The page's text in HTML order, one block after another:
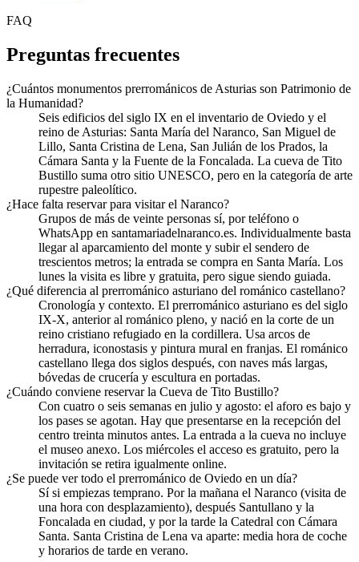
FAQ
Preguntas frecuentes
¿Cuántos monumentos prerrománicos de Asturias son Patrimonio de
la Humanidad?
Seis edificios del siglo IX en el inventario de Oviedo y el
reino de Asturias: Santa María del Naranco, San Miguel de
Lillo, Santa Cristina de Lena, San Julián de los Prados, la
Cámara Santa y la Fuente de la Foncalada. La cueva de Tito
Bustillo suma otro sitio UNESCO, pero en la categoría de arte
rupestre paleolítico.
¿Hace falta reservar para visitar el Naranco?
Grupos de más de veinte personas sí, por teléfono o
WhatsApp en santamariadelnaranco.es. Individualmente basta
llegar al aparcamiento del monte y subir el sendero de
trescientos metros; la entrada se compra en Santa María. Los
lunes la visita es libre y gratuita, pero sigue siendo guiada.
¿Qué diferencia al prerrománico asturiano del románico castellano?
Cronología y contexto. El prerrománico asturiano es del siglo
IX-X, anterior al románico pleno, y nació en la corte de un
reino cristiano refugiado en la cordillera. Usa arcos de
herradura, iconostasis y pintura mural en franjas. El románico
castellano llega dos siglos después, con naves más largas,
bóvedas de crucería y escultura en portadas.
¿Cuándo conviene reservar la Cueva de Tito Bustillo?
Con cuatro o seis semanas en julio y agosto: el aforo es bajo y
los pases se agotan. Hay que presentarse en la recepción del
centro treinta minutos antes. La entrada a la cueva no incluye
el museo anexo. Los miércoles el acceso es gratuito, pero la
invitación se retira igualmente online.
¿Se puede ver todo el prerrománico de Oviedo en un día?
Sí si empiezas temprano. Por la mañana el Naranco (visita de
una hora con desplazamiento), después Santullano y la
Foncalada en ciudad, y por la tarde la Catedral con Cámara
Santa. Santa Cristina de Lena va aparte: media hora de coche
y horarios de tarde en verano.